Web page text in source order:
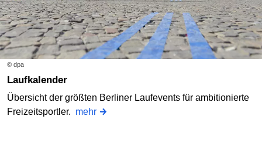
© dpa
Laufkalender
Übersicht der größten Berliner Laufevents für ambitionierte
Freizeitsportler. mehr